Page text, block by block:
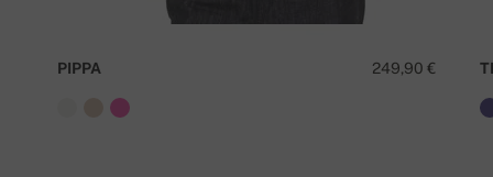
249,90 €
PIPPA